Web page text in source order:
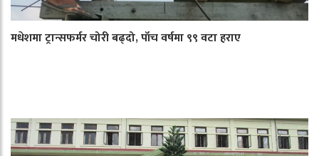
मधेशमा ट्रान्सफर्मर चोरी बढ्दो, पाँच वर्षमा ९९ वटा हराए